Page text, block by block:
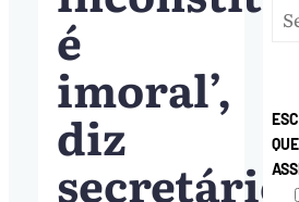
é
imoral’,
diz
secretário